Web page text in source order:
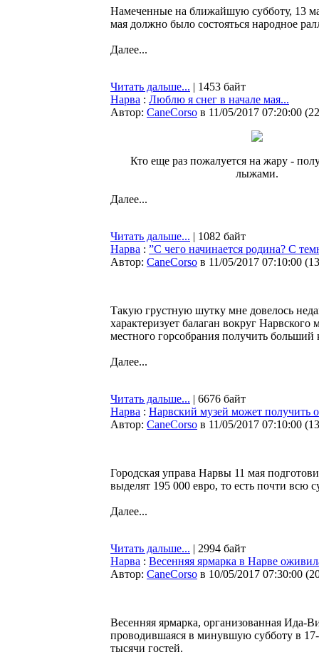
Намеченные на ближайшую субботу, 13
мая должно было состояться народное
Далее...
Читать дальше... | 1453 байт
Нарва : Люблю я снег в начале мая...
Автор: CaneCorso в 11/05/2017 07:20:00 (
Кто еще раз пожалуется на жару -
лыжами.
Далее...
Читать дальше... | 1082 байт
Нарва : ”С чего начинается родина? С
Автор: CaneCorso в 11/05/2017 07:10:00 (
Такую грустную шутку мне довелось
характеризует балаган вокруг Нарвского
местного горсобрания получить больший
Далее...
Читать дальше... | 6676 байт
Нарва : Нарвский музей может получить
Автор: CaneCorso в 11/05/2017 07:10:00 (
Городская управа Нарвы 11 мая
выделят 195 000 евро, то есть почти всю
Далее...
Читать дальше... | 2994 байт
Нарва : Весенняя ярмарка в Нарве
Автор: CaneCorso в 10/05/2017 07:30:00 (
Весенняя ярмарка, организованная Ида-
проводившаяся в минувшую субботу в
тысячи гостей.